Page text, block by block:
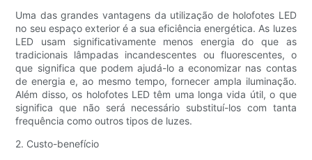
Uma das grandes vantagens da utilização de holofotes LED
no seu espaço exterior é a sua eficiência energética. As luzes
LED usam significativamente menos energia do que as
tradicionais lâmpadas incandescentes ou fluorescentes, o
que significa que podem ajudá-lo a economizar nas contas
de energia e, ao mesmo tempo, fornecer ampla iluminação.
Além disso, os holofotes LED têm uma longa vida útil, o que
significa que não será necessário substituí-los com tanta
frequência como outros tipos de luzes.
2. Custo-benefício